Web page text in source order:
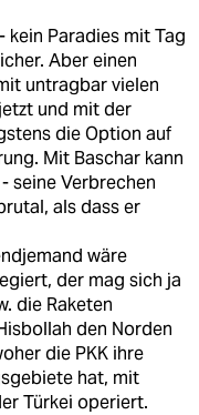
kein Paradies mit Tag
Aber einen
untragbar vielen
und mit der
die Option auf
Mit Baschar kann
seine Verbrechen
als dass er
wäre
der mag sich ja
die Raketen
den Norden
die PKK ihre
hat, mit
Türkei operiert.